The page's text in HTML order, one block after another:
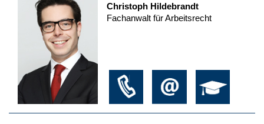
Christoph Hildebrandt
Fachanwalt für Arbeitsrecht